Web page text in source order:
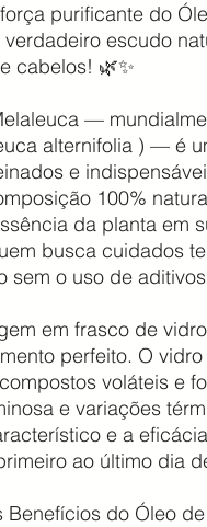
purificante do
verdadeiro escudo
cabelos! 🌿✨
—
alternifolia ) — é
e
100%
da planta em
busca cuidados
sem o uso de
em frasco de
perfeito. O
voláteis e
e variações
e a
ao último dia
Benefícios do Óleo